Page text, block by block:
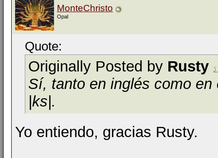
MonteChristo
Opal
Quote:
Originally Posted by Rusty
Sí, tanto en inglés como
|ks|.
Yo entiendo, gracias Rusty.